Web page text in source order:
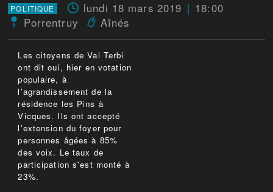
POLITIQUE lundi 18 mars 2019
18:00
Porrentruy
Aînés
Les citoyens de Val Terbi
ont dit oui, hier en votation
populaire, à
l'agrandissement de la
résidence les Pins à
Vicques. Ils ont accepté
l'extension du foyer pour
personnes âgées à 85%
des voix. Le taux de
participation s'est monté à
23%.